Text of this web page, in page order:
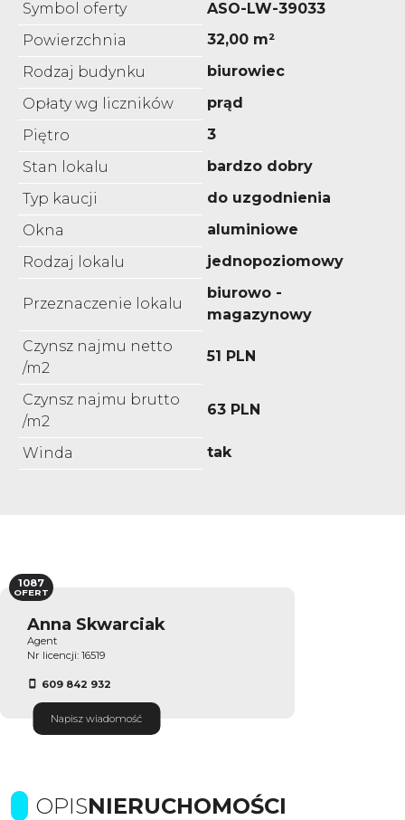
Symbol oferty
ASO-LW-39033
Powierzchnia
32,00 m²
Rodzaj budynku
biurowiec
Opłaty wg liczników
prąd
Piętro
3
Stan lokalu
bardzo dobry
Typ kaucji
do uzgodnienia
Okna
aluminiowe
Rodzaj lokalu
jednopoziomowy
Przeznaczenie lokalu
biurowo -
magazynowy
Czynsz najmu netto
/m2
51 PLN
Czynsz najmu brutto
/m2
63 PLN
Winda tak
Anna Skwarciak
Agent
Nr licencji: 16519
609 842 932
Napisz wiadomość
1087
OFERT
OPISNIERUCHOMOŚCI